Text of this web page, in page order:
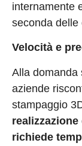
internamente
seconda delle
Velocità e
Alla domanda
aziende
stampaggio
richiede